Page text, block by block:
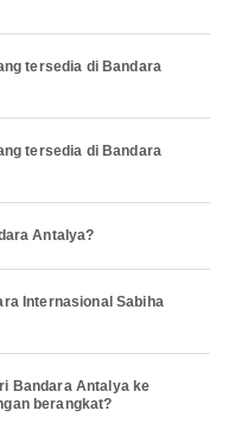
tersedia di Bandara
tersedia di Bandara
Antalya?
Internasional Sabiha
Bandara Antalya ke
berangkat?